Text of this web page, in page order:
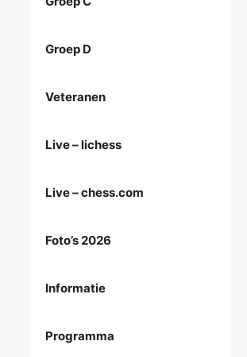
Groep D
Veteranen
Live – lichess
Live – chess.com
Foto’s 2026
Informatie
Programma